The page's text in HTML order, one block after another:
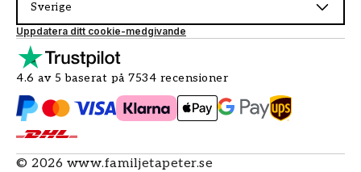
Sverige
Uppdatera ditt cookie-medgivande
4.6 av 5 baserat på 7534 recensioner
© 2026 www.familjetapeter.se